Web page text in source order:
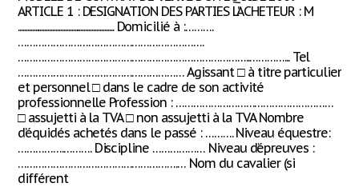
ARTICLE 1 : DESIGNATION DES PARTIES L’ACHETEUR : M
............................................................. Domicilié à :……….
……………………………………………………….
……………………………………………………………………..…………... Tel
………………………………………………… Agissant □ à titre particulier
et personnel □ dans le cadre de son activité
professionnelle Profession : ………………………………………………
□ assujetti à la TVA □ non assujetti à la TVA Nombre
d’équidés achetés dans le passé : ………. Niveau équestre:
…………….………. Discipline ……………… Niveau d’épreuves :
……………………………………………….… Nom du cavalier (si
différent